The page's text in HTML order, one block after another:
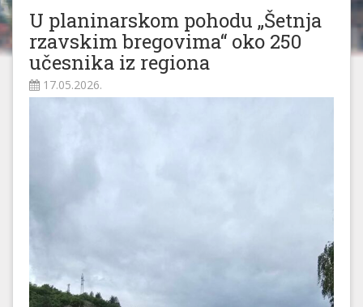
U planinarskom pohodu „Šetnja
rzavskim bregovima“ oko 250
učesnika iz regiona
17.05.2026.